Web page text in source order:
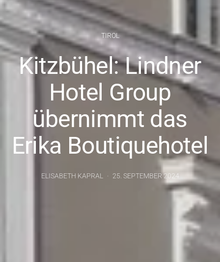
TIROL
Kitzbühel: Lindner
Hotel Group
übernimmt das
Erika Boutiquehotel
ELISABETH KAPRAL 25. SEPTEMBER 2024